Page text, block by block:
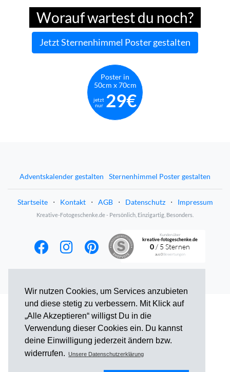
Wir nutzen Cookies, um Services anzubieten
und diese stetig zu verbessern. Mit Klick auf
„Alle Akzeptieren“ willigst Du in die
Verwendung dieser Cookies ein. Du kannst
deine Einwilligung jederzeit ändern bzw.
widerrufen.
Unsere Datenschutzerklärung
Worauf wartest du noch?
Jetzt Sternenhimmel Poster gestalten
Poster in
50cm x 70cm
jetzt
nur 29€
Adventskalender gestalten Sternenhimmel Poster gestalten
Startseite ⋅ Kontakt ⋅ AGB ⋅ Datenschutz ⋅ Impressum
Kreative-Fotogeschenke.de - Persönlich, Einzigartig, Besonders.
Kunden über
kreative-fotogeschenke.de
0 / 5 Sternen
aus0Bewertungen